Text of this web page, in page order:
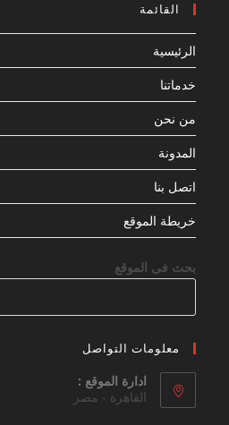
القائمة
الرئيسية
خدماتنا
من نحن
المدونة
اتصل بنا
خريطة الموقع
بحث فى الموقع
معلومات التواصل
ادارة الموقع :
القاهرة - مصر